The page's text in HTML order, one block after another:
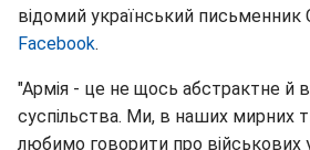
відомий український письменник
Facebook.
"Армія - це не щось абстрактне й
суспільства. Ми, в наших мирних
любимо говорити про військових